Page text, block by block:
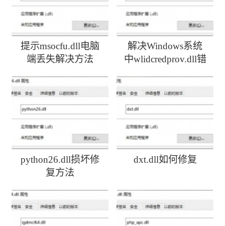
提示msocfu.dll电脑
端丢失解决方法
解决Windows系统
中wlidcredprov.dll错
python26.dll损坏修
复方法
dxt.dll如何修复